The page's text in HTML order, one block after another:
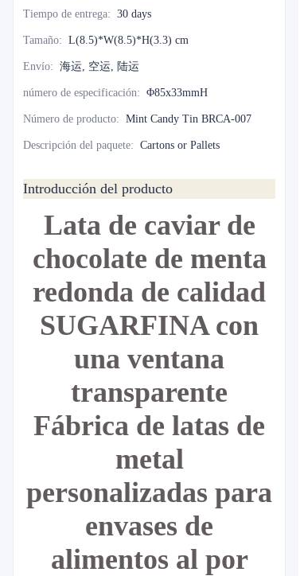
Tiempo de entrega: 30 days
Tamaño: L(8.5)*W(8.5)*H(3.3) cm
Envío: 海运, 空运, 陆运
número de especificación: Φ85x33mmH
Número de producto: Mint Candy Tin BRCA-007
Descripción del paquete: Cartons or Pallets
Introducción del producto
Lata de caviar de
chocolate de menta
redonda de calidad
SUGARFINA con
una ventana
transparente
Fábrica de latas de
metal
personalizadas para
envases de
alimentos al por